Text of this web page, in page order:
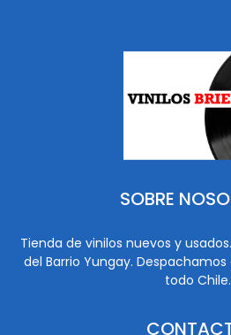
SOBRE
Tienda de vinilos nuevos y
del Barrio Yungay.
todo Chile.